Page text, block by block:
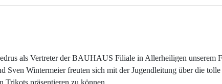
als Vertreter der BAUHAUS Filiale in Allerheiligen unserem
Sven Wintermeier freuten sich mit der Jugendleitung über die
Trikots präsentieren zu können.